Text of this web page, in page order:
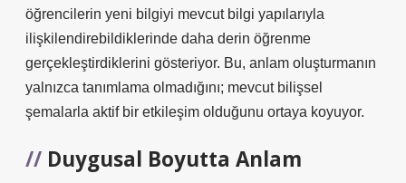
öğrencilerin yeni bilgiyi mevcut bilgi yapılarıyla
ilişkilendirebildiklerinde daha derin öğrenme
gerçekleştirdiklerini gösteriyor. Bu, anlam oluşturmanın
yalnızca tanımlama olmadığını; mevcut bilişsel
şemalarla aktif bir etkileşim olduğunu ortaya koyuyor.
Duygusal Boyutta Anlam